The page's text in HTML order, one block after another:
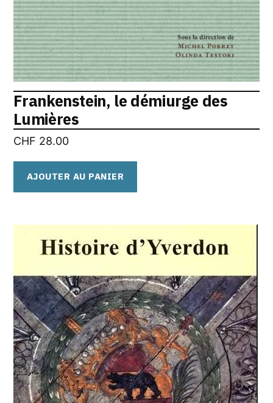
Frankenstein, le démiurge des
Lumières
CHF 28.00
AJOUTER AU PANIER